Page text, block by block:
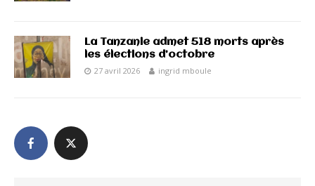
La Tanzanie admet 518 morts après
les élections d’octobre
27 avril 2026 ingrid mboule